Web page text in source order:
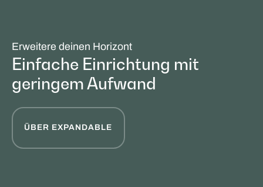
Erweitere deinen Horizont
Einfache Einrichtung mit
geringem Aufwand
ÜBER EXPANDABLE